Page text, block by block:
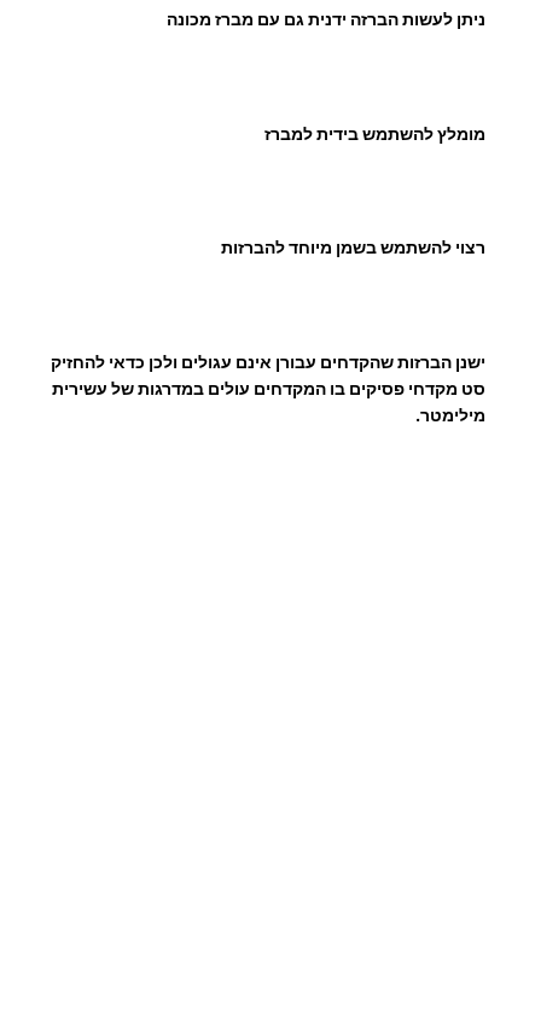
ניתן לעשות הברזה ידנית גם עם מברז מכונה
מומלץ להשתמש בידית למברז
רצוי להשתמש בשמן מיוחד להברזות
ישנן הברזות שהקדחים עבורן אינם עגולים ולכן כדאי להחזיק
סט מקדחי פסיקים בו המקדחים עולים במדרגות של עשירית
מילימטר.